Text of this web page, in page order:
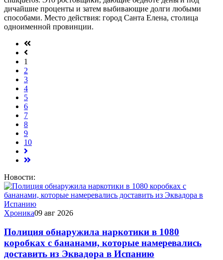
дичайшие проценты и затем выбивающие долги любыми
способами. Место действия: город Санта Елена, столица
одноименной провинции.
1
2
3
4
5
6
7
8
9
10
Новости:
Хроника09 авг 2026
Полиция обнаружила наркотики в 1080
коробках с бананами, которые намеревались
доставить из Эквадора в Испанию